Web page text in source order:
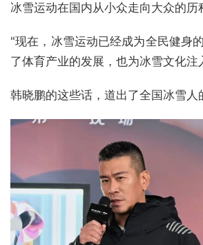
冰雪运动在国内从小众走向大众的历
"现在，冰雪运动已经成为全民健身
了体育产业的发展，也为冰雪文化注
韩晓鹏的这些话，道出了全国冰雪人